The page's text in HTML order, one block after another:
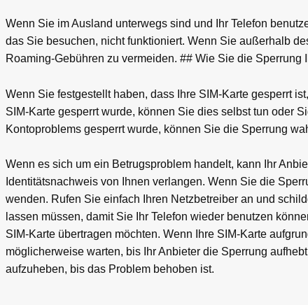
Wenn Sie im Ausland unterwegs sind und Ihr Telefon
das Sie besuchen, nicht funktioniert. Wenn Sie außerhalb
Roaming-Gebühren zu vermeiden. ## Wie Sie die Sperrung
Wenn Sie festgestellt haben, dass Ihre SIM-Karte gesperrt
SIM-Karte gesperrt wurde, können Sie dies selbst tun oder
Kontoproblems gesperrt wurde, können Sie die Sperrung
Wenn es sich um ein Betrugsproblem handelt, kann Ihr
Identitätsnachweis von Ihnen verlangen. Wenn Sie die
wenden. Rufen Sie einfach Ihren Netzbetreiber an und
lassen müssen, damit Sie Ihr Telefon wieder benutzen
SIM-Karte übertragen möchten. Wenn Ihre SIM-Karte
möglicherweise warten, bis Ihr Anbieter die Sperrung
aufzuheben, bis das Problem behoben ist.